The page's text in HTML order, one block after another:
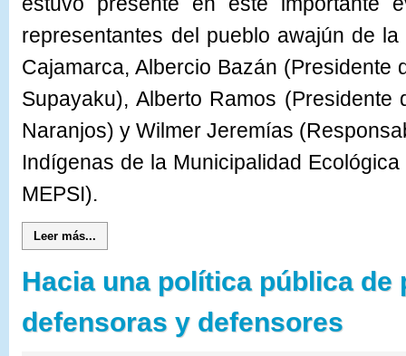
representantes del pueblo awajún de
Cajamarca, Albercio Bazán (Presidente
Supayaku), Alberto Ramos (Presidente
Naranjos) y Wilmer Jeremías
Indígenas de la Municipalidad
MEPSI).
Leer más...
Hacia una política pública de
defensoras y defensores